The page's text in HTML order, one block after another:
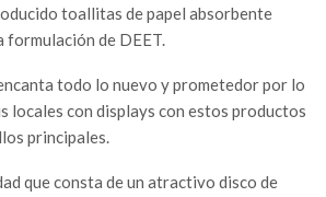
toallitas de papel absorbente
formulación de DEET.
todo lo nuevo y prometedor por lo
locales con displays con estos productos
principales.
que consta de un atractivo disco de